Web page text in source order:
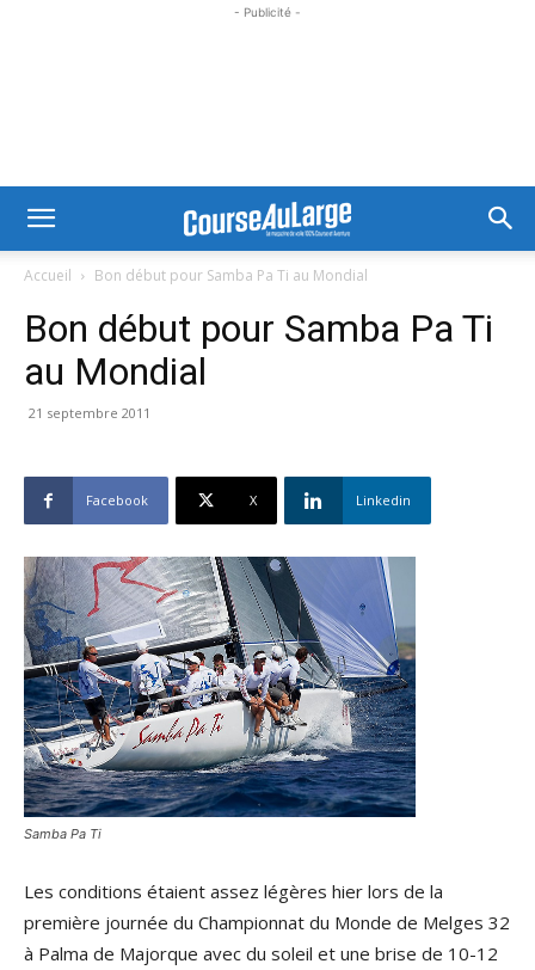
- Publicité -
Accueil Bon début pour Samba Pa Ti au Mondial
Bon début pour Samba Pa Ti
au Mondial
21 septembre 2011
Facebook X Linkedin
Samba Pa Ti
Les conditions étaient assez légères hier lors de la
première journée du Championnat du Monde de Melges 32
à Palma de Majorque avec du soleil et une brise de 10-12